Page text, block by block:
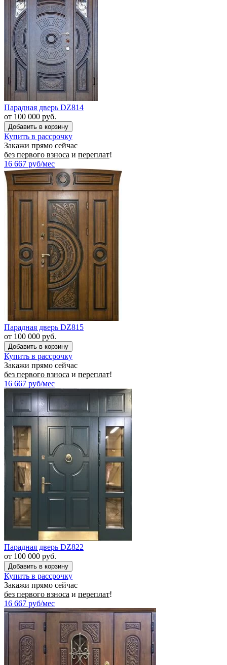
Парадная дверь DZ814
от 100 000 руб.
Купить в рассрочку
Закажи прямо сейчас
без первого взноса и переплат!
16 667 руб/мес
Парадная дверь DZ815
от 100 000 руб.
Купить в рассрочку
Закажи прямо сейчас
без первого взноса и переплат!
16 667 руб/мес
Парадная дверь DZ822
от 100 000 руб.
Купить в рассрочку
Закажи прямо сейчас
без первого взноса и переплат!
16 667 руб/мес